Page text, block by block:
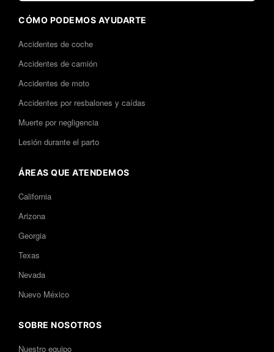
CÓMO PODEMOS AYUDARTE
Accidentes de coche
Accidentes de camión
Accidentes de moto
Accidentes por resbalones y caídas
Muerte por negligencia
Lesión durante el parto
ÁREAS QUE ATENDEMOS
California
Arizona
Georgia
Texas
Nevada
Nuevo México
SOBRE NOSOTROS
Nuestro equipo